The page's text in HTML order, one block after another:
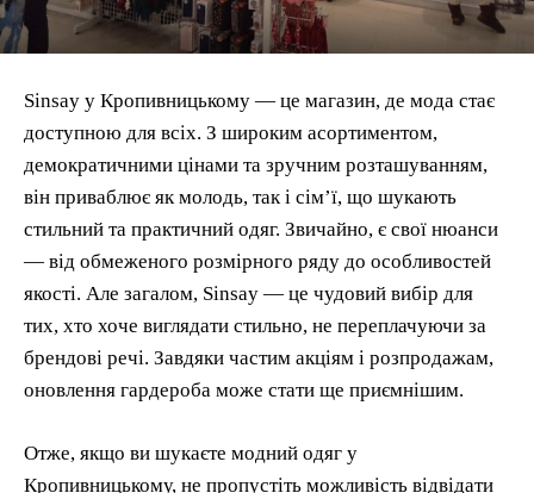
Sinsay у Кропивницькому — це магазин, де мода стає
доступною для всіх. З широким асортиментом,
демократичними цінами та зручним розташуванням,
він приваблює як молодь, так і сім’ї, що шукають
стильний та практичний одяг. Звичайно, є свої нюанси
— від обмеженого розмірного ряду до особливостей
якості. Але загалом, Sinsay — це чудовий вибір для
тих, хто хоче виглядати стильно, не переплачуючи за
брендові речі. Завдяки частим акціям і розпродажам,
оновлення гардероба може стати ще приємнішим.
Отже, якщо ви шукаєте модний одяг у
Кропивницькому, не пропустіть можливість відвідати